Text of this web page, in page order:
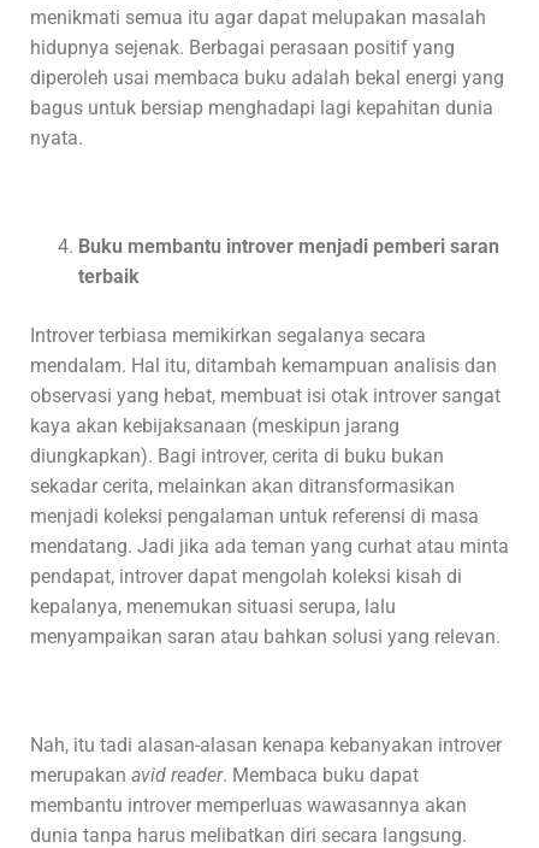
menikmati semua itu agar dapat melupakan masalah
hidupnya sejenak. Berbagai perasaan positif yang
diperoleh usai membaca buku adalah bekal energi yang
bagus untuk bersiap menghadapi lagi kepahitan dunia
nyata.
Buku membantu introver menjadi pemberi saran
terbaik
Introver terbiasa memikirkan segalanya secara
mendalam. Hal itu, ditambah kemampuan analisis dan
observasi yang hebat, membuat isi otak introver sangat
kaya akan kebijaksanaan (meskipun jarang
diungkapkan). Bagi introver, cerita di buku bukan
sekadar cerita, melainkan akan ditransformasikan
menjadi koleksi pengalaman untuk referensi di masa
mendatang. Jadi jika ada teman yang curhat atau minta
pendapat, introver dapat mengolah koleksi kisah di
kepalanya, menemukan situasi serupa, lalu
menyampaikan saran atau bahkan solusi yang relevan.
Nah, itu tadi alasan-alasan kenapa kebanyakan introver
merupakan avid reader. Membaca buku dapat
membantu introver memperluas wawasannya akan
dunia tanpa harus melibatkan diri secara langsung.